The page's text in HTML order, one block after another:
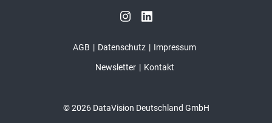
© 2026 DataVision Deutschland GmbH
AGB Datenschutz Impressum
Newsletter Kontakt